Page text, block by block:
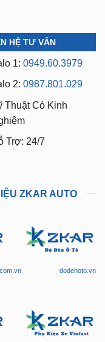
HỆ TƯ VẤN
1: 0949.60.3979
2: 0987.801.029
Thuật Có Kinh
Trợ: 24/7
ZKAR AUTO
dodenoto.vn